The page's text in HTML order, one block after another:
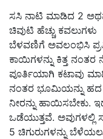
ಸಸಿ ನಾಟಿ ಮಾಡಿದ 2
ಚಿವುಟಿ ಹೆಚ್ಚು
ಬೆಳವಣಿಗೆ ಅವಲಂಭಿಸಿ
ಕಾಯಿಗಳನ್ನು ಕಿತ್ತ
ಪೂರ್ತಿಯಾಗಿ ಕಟಾವು
ನಂತರ ಭೂಮಿಯನ್ನು ಹದ
ನೀರನ್ನು ಹಾಯಿಸಬೇಕು.
ಒಡೆಯುತ್ತವೆ. ಅವುಗಳಲ್ಲಿ
5 ಚಿಗುರುಗಳನ್ನು